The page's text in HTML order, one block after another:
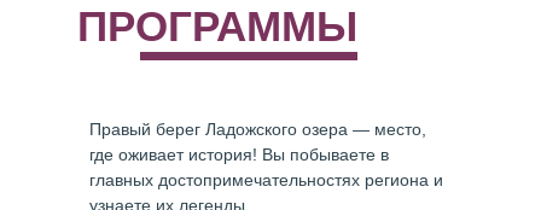
ПРОГРАММЫ
Правый берег Ладожского озера — место,
где оживает история! Вы побываете в
главных достопримечательностях региона и
узнаете их легенды.